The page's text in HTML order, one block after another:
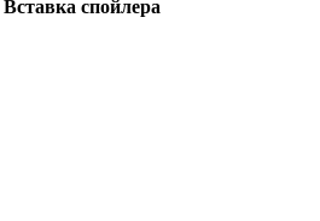
Вставка спойлера